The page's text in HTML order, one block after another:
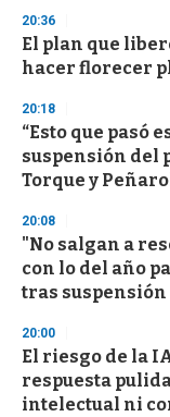
d
s
o
f
3
s
c
o
d
s
20:36
El plan que
hacer florecer
20:18
“Esto que pasó
suspensión del
Torque y
20:08
"No salgan a
con lo del año
tras suspensión
20:00
El riesgo de la
respuesta
intelectual ni